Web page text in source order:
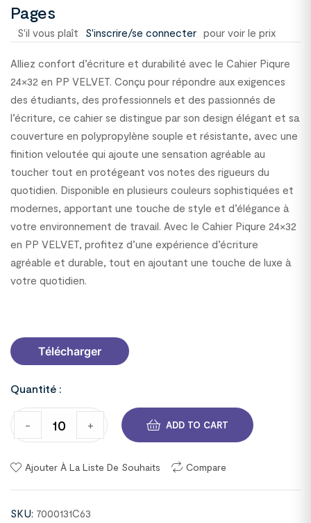
Pages
S'il vous plaît S'inscrire/se connecter pour voir le prix
Alliez confort d’écriture et durabilité avec le Cahier Piqure
24×32 en PP VELVET. Conçu pour répondre aux exigences
des étudiants, des professionnels et des passionnés de
l’écriture, ce cahier se distingue par son design élégant et sa
couverture en polypropylène souple et résistante, avec une
finition veloutée qui ajoute une sensation agréable au
toucher tout en protégeant vos notes des rigueurs du
quotidien. Disponible en plusieurs couleurs sophistiquées et
modernes, apportant une touche de style et d’élégance à
votre environnement de travail. Avec le Cahier Piqure 24×32
en PP VELVET, profitez d’une expérience d’écriture
agréable et durable, tout en ajoutant une touche de luxe à
votre quotidien.
Télécharger
Quantité :
- + ADD TO CART
Ajouter À La Liste De Souhaits Compare
SKU: 7000131C63